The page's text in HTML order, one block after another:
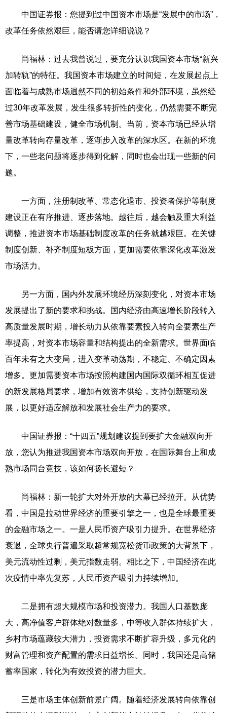
中国证券报：您提到过中国资本市场是“发展中的市场”，
改革任务依然艰巨，能否请您详细说说？
尚福林：过去我曾说过，要充分认识我国资本市场“新兴
加转轨”的特征。我国资本市场建立的时间短，在发展起点上
面临着与成熟市场迥然不同的初始条件和外部环境，虽然经
过30年改革发展，发生很多转折性的变化，仍然需要不断完
善市场基础建设，健全市场机制。当前，资本市场已经从增
量改革转向存量改革，逐渐步入改革的深水区。在新的环境
下，一些老问题将逐步得到化解，同时也会出现一些新的问
题。
一方面，注册制改革、常态化退市、投资者保护等制度
建设正在有序推进、逐步落地。越往后，越会触及重大利益
调整，推进资本市场基础制度改革的任务就越艰巨。在关键
制度创新、补齐制度短板方面，更加需要依靠深化改革激发
市场活力。
另一方面，国内外发展环境经历深刻变化，对资本市场
发展提出了新的要求和挑战。国内经济由高速增长阶段转入
高质量发展时期，增长动力从依靠要素投入转向全要素生产
率提高，对资本市场容量和结构提出的全新需求。世界面临
百年未有之大变局，进入变革动荡期，不稳定、不确定因素
增多。更加需要资本市场按照构建国内国际双循环相互促进
的新发展格局要求，增加有效资本供给，支持创新驱动发
展，以更好适应解放和发展社会生产力的要求。
中国证券报：“十四五”规划建议提到要扩大金融双向开
放，您认为推进我国资本市场双向开放，在国际舞台上和成
熟市场同台竞技，该如何扬长避短？
尚福林：新一轮扩大对外开放的大幕已经拉开。从优势
看，中国是拉动世界经济的重要引擎之一，也是全球最重要
的金融市场之一。一是人民币资产吸引力提升。在世界经济
衰退，全球央行普遍采取超常规宽松货币政策的大背景下，
美元流动性过剩，美元指数走弱。相比之下，中国经济在此
次疫情中率先复苏，人民币资产吸引力持续增加。
二是拥有超大规模市场和投资潜力。我国人口基数庞
大，高净值客户群体绝对数量多，中等收入群体持续扩大，
乡村市场蕴藏较大潜力，投资需求不断扩容升级，多元化的
财富管理和资产配置的需求日益增长。同时，我国还是高储
蓄率国家，转化为有效投资的潜力巨大。
三是市场主体创新前景广阔。随着经济发展转向依靠创